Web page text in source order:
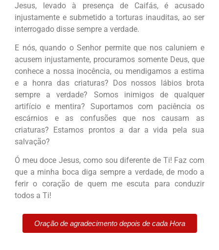
Jesus, levado à presença de Caifás, é acusado
injustamente e submetido a torturas inauditas, ao ser
interrogado disse sempre a verdade.
E nós, quando o Senhor permite que nos caluniem e
acusem injustamente, procuramos somente Deus, que
conhece a nossa inocência, ou mendigamos a estima
e a honra das criaturas? Dos nossos lábios brota
sempre a verdade? Somos inimigos de qualquer
artifício e mentira? Suportamos com paciência os
escárnios e as confusões que nos causam as
criaturas? Estamos prontos a dar a vida pela sua
salvação?
Ó meu doce Jesus, como sou diferente de Ti! Faz com
que a minha boca diga sempre a verdade, de modo a
ferir o coração de quem me escuta para conduzir
todos a Ti!
Oração de agradecimento depois de cada Hora